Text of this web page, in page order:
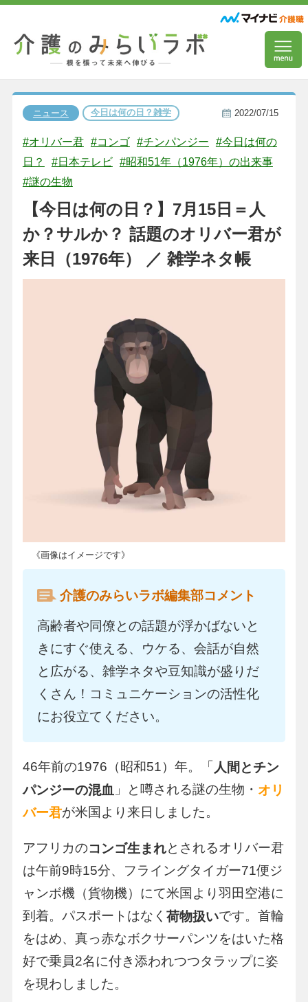
ニュース 今日は何の日？雑学 2022/07/15
#オリバー君 #コンゴ #チンパンジー
#今日は何の
日？
#日本テレビ #昭和51年（1976年）の出来事
#謎の生物
【今日は何の日？】7月15日＝人
か？サルか？ 話題のオリバー君が
来日（1976年） ／ 雑学ネタ帳
《画像はイメージです》
介護のみらいラボ編集部コメント
高齢者や同僚との話題が浮かばないと
きにすぐ使える、ウケる、会話が自然
と広がる、雑学ネタや豆知識が盛りだ
くさん！コミュニケーションの活性化
にお役立てください。
46年前の1976（昭和51）年。「 人間とチン
パンジーの混血 」と噂される謎の生物・ オリ
バー君が米国より来日しました。
アフリカのコンゴ生まれとされるオリバー君
は午前9時15分、フライングタイガー71便ジ
ャンボ機（貨物機）にて米国より羽田空港に
到着。パスポートはなく 荷物扱いです。首輪
をはめ、真っ赤なボクサーパンツをはいた格
好で乗員2名に付き添われつつタラップに姿
を現わしました。